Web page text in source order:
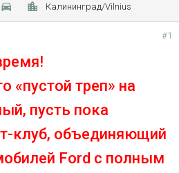
Калининград/Vilnius
#1
«пустой треп» на
пусть пока
клуб, объединяющий
Ford c полным